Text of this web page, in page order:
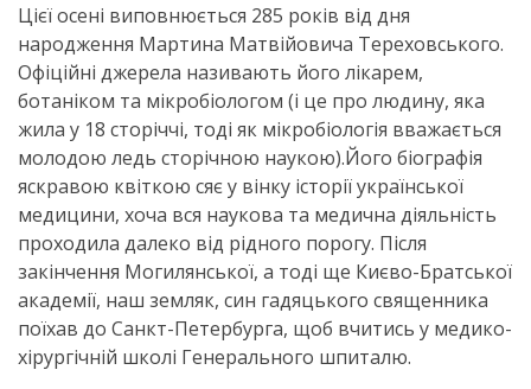
Цієї осені виповнюється 285 років від дня
народження Мартина Матвійовича Тереховського.
Офіційні джерела називають його лікарем,
ботаніком та мікробіологом (і це про людину, яка
жила у 18 сторіччі, тоді як мікробіологія вважається
молодою ледь сторічною наукою).Його біографія
яскравою квіткою сяє у вінку історії української
медицини, хоча вся наукова та медична діяльність
проходила далеко від рідного порогу. Після
закінчення Могилянської, а тоді ще Києво-Братської
академії, наш земляк, син гадяцького священника
поїхав до Санкт-Петербурга, щоб вчитись у медико-
хірургічній школі Генерального шпиталю.